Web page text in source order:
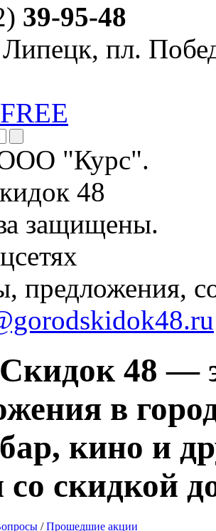
39-95-48
пл.
"Курс".
48
защищены.
предложения,
48 —
в
кино и
со скидкой
/ Прошедшие акции